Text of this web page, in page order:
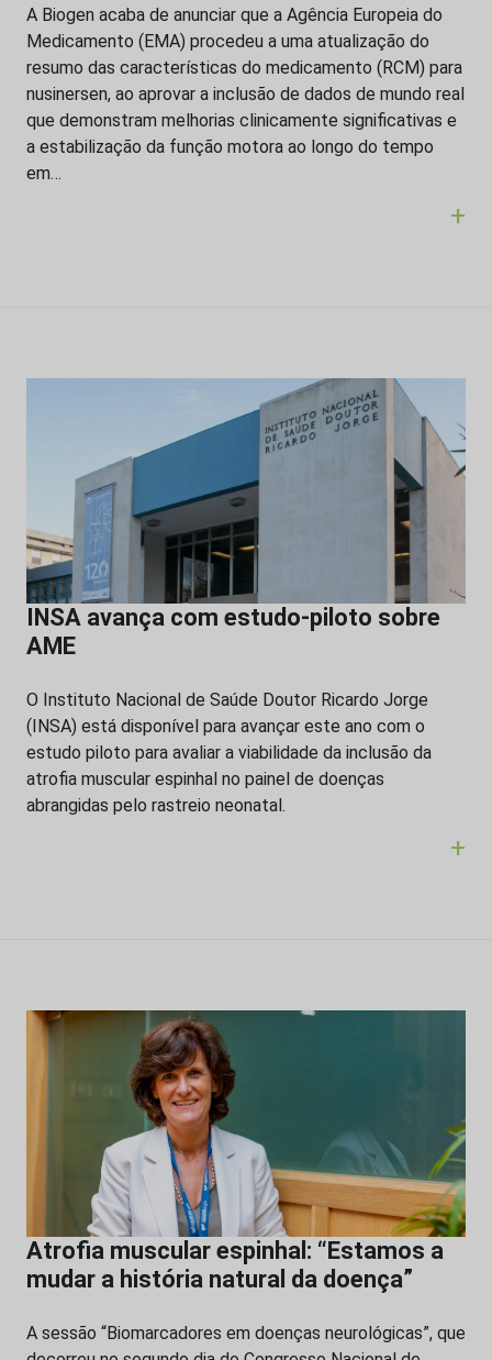
A Biogen acaba de anunciar que a Agência Europeia do
Medicamento (EMA) procedeu a uma atualização do
resumo das características do medicamento (RCM) para
nusinersen, ao aprovar a inclusão de dados de mundo real
que demonstram melhorias clinicamente significativas e
a estabilização da função motora ao longo do tempo
em…
+
INSA avança com estudo-piloto sobre
AME
O Instituto Nacional de Saúde Doutor Ricardo Jorge
(INSA) está disponível para avançar este ano com o
estudo piloto para avaliar a viabilidade da inclusão da
atrofia muscular espinhal no painel de doenças
abrangidas pelo rastreio neonatal.
+
Atrofia muscular espinhal: “Estamos a
mudar a história natural da doença”
A sessão “Biomarcadores em doenças neurológicas”, que